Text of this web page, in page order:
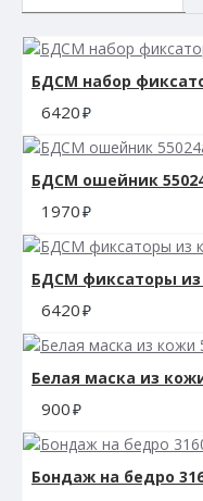
6420
БДСМ ошейник
1970
6420
900
Бондаж на бедро